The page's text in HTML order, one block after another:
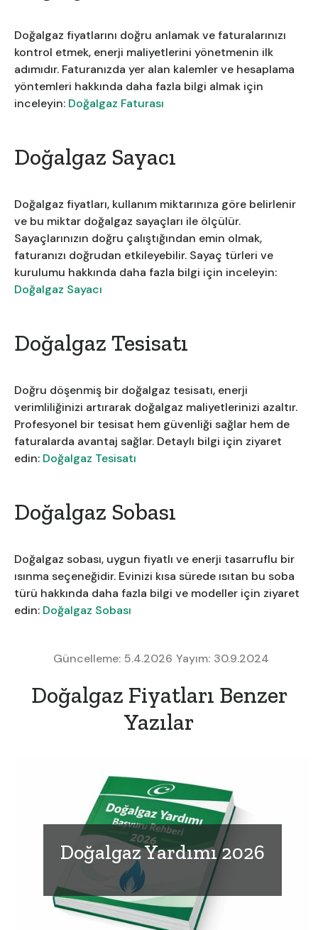
Doğalgaz fiyatlarını doğru anlamak ve faturalarınızı
kontrol etmek, enerji maliyetlerini yönetmenin ilk
adımıdır. Faturanızda yer alan kalemler ve hesaplama
yöntemleri hakkında daha fazla bilgi almak için
inceleyin: Doğalgaz Faturası
Doğalgaz Sayacı
Doğalgaz fiyatları, kullanım miktarınıza göre belirlenir
ve bu miktar doğalgaz sayaçları ile ölçülür.
Sayaçlarınızın doğru çalıştığından emin olmak,
faturanızı doğrudan etkileyebilir. Sayaç türleri ve
kurulumu hakkında daha fazla bilgi için inceleyin:
Doğalgaz Sayacı
Doğalgaz Tesisatı
Doğru döşenmiş bir doğalgaz tesisatı, enerji
verimliliğinizi artırarak doğalgaz maliyetlerinizi azaltır.
Profesyonel bir tesisat hem güvenliği sağlar hem de
faturalarda avantaj sağlar. Detaylı bilgi için ziyaret
edin: Doğalgaz Tesisatı
Doğalgaz Sobası
Doğalgaz sobası, uygun fiyatlı ve enerji tasarruflu bir
ısınma seçeneğidir. Evinizi kısa sürede ısıtan bu soba
türü hakkında daha fazla bilgi ve modeller için ziyaret
edin: Doğalgaz Sobası
Güncelleme: 5.4.2026 Yayım: 30.9.2024
Doğalgaz Fiyatları Benzer
Yazılar
Doğalgaz Yardımı 2026